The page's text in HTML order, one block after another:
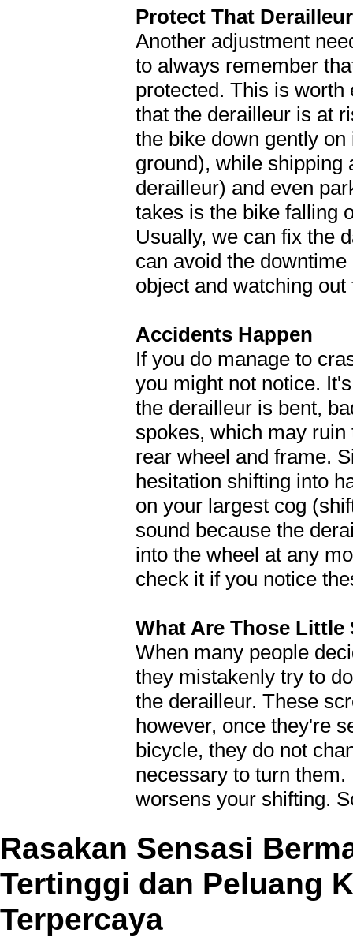
Protect That Derailleur
Another adjustment
to always remember
protected. This is
that the derailleur is at
the bike down gently
ground), while shipping
derailleur) and even
takes is the bike falling
Usually, we can fix the
can avoid the
object and watching out
Accidents Happen
If you do manage to
you might not notice.
the derailleur is bent,
spokes, which may
rear wheel and frame.
hesitation shifting into
on your largest cog
sound because the
into the wheel at any
check it if you notice
What Are Those Little
When many people
they mistakenly try to
the derailleur. These
however, once they're
bicycle, they do not
necessary to turn
worsens your shifting.
Rasakan Sensasi
Tertinggi dan Peluang
Terpercaya